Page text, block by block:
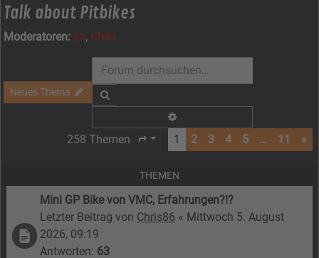
Talk about Pitbikes
Moderatoren: as, Chris
Neues Thema
258 Themen Seite von11
1 2 3 4 5 … 11 »
THEMEN
Mini GP Bike von VMC, Erfahrungen?!?
Letzter Beitrag von Chris86 « Mittwoch 5. August
2026, 09:19
Antworten: 63